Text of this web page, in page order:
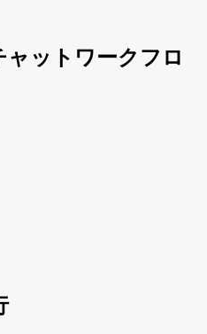
ャットワークフロ